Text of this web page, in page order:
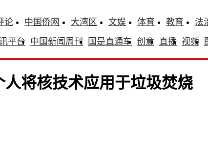
论 中国侨网 大湾区 文娱 体育 教育 法
平台 中国新闻周刊 国是直通车 创意 直播 视频
将核技术应用于垃圾焚烧